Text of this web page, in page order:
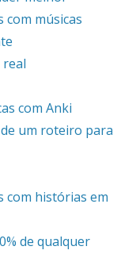
músicas
com Anki
um roteiro para
com histórias em
de qualquer